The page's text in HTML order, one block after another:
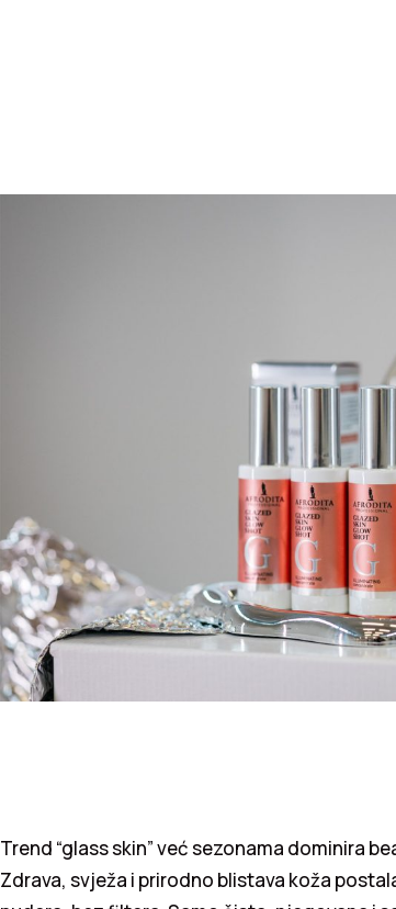
Trend “glass skin” već sezonama dominira
Zdrava, svježa i prirodno blistava koža